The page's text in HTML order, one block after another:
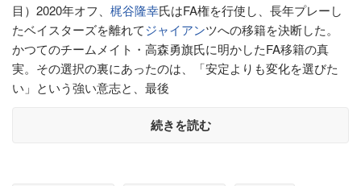
目）2020年オフ、 梶谷隆幸氏はFA権を行使し、長年プレーし
たベイスターズを離れてジャイアンツへの移籍を決断した。
かつてのチームメイト・高森勇旗氏に明かしたFA移籍の真
実。その選択の裏にあったのは、「安定よりも変化を選びた
い」という強い意志と、最後
続きを読む